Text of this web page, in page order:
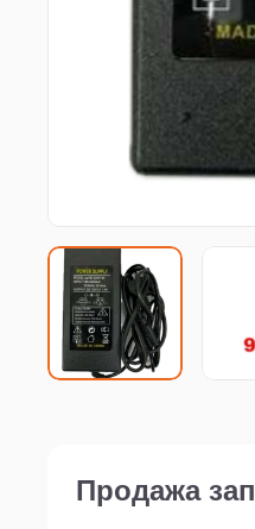
Продажа